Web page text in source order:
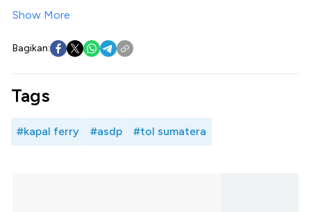
Show More
Bagikan:
Tags
#kapal ferry #asdp #tol sumatera